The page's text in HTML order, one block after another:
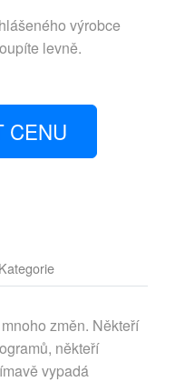
výrobce
levně.
CENU
Kategorie
změn. Někteří
někteří
vypadá